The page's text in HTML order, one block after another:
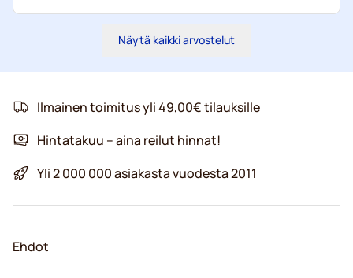
Näytä kaikki arvostelut
Ilmainen toimitus yli 49,00€ tilauksille
Hintatakuu – aina reilut hinnat!
Yli 2 000 000 asiakasta vuodesta 2011
Ehdot